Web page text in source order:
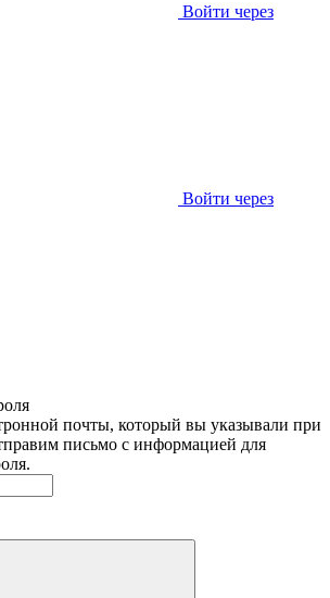
Войти через
Войти через
почты, который вы указывали при
письмо с информацией для